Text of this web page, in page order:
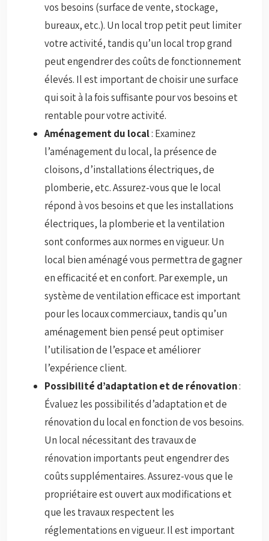
vos besoins (surface de vente, stockage,
bureaux, etc.). Un local trop petit peut limiter
votre activité, tandis qu’un local trop grand
peut engendrer des coûts de fonctionnement
élevés. Il est important de choisir une surface
qui soit à la fois suffisante pour vos besoins et
rentable pour votre activité.
Aménagement du local: Examinez
l’aménagement du local, la présence de
cloisons, d’installations électriques, de
plomberie, etc. Assurez-vous que le local
répond à vos besoins et que les installations
électriques, la plomberie et la ventilation
sont conformes aux normes en vigueur. Un
local bien aménagé vous permettra de gagner
en efficacité et en confort. Par exemple, un
système de ventilation efficace est important
pour les locaux commerciaux, tandis qu’un
aménagement bien pensé peut optimiser
l’utilisation de l’espace et améliorer
l’expérience client.
Possibilité d’adaptation et de rénovation:
Évaluez les possibilités d’adaptation et de
rénovation du local en fonction de vos besoins.
Un local nécessitant des travaux de
rénovation importants peut engendrer des
coûts supplémentaires. Assurez-vous que le
propriétaire est ouvert aux modifications et
que les travaux respectent les
réglementations en vigueur. Il est important